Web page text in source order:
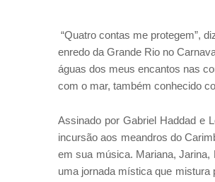
“Quatro contas me protegem”,
enredo da Grande Rio no
águas dos meus encantos nas
com o mar, também conhecido
Assinado por Gabriel Haddad e
incursão aos meandros do
em sua música. Mariana, Jarina,
uma jornada mística que mistura